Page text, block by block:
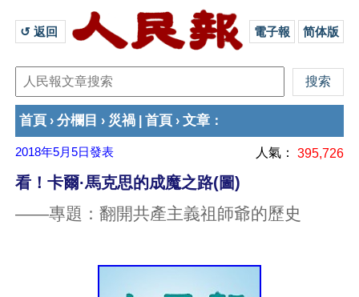
↺ 返回 電子報 简体版
首頁 › 分欄目 › 災禍 首頁 › 文章 ：
2018年5月5日發表 人氣： 395,726
看！卡爾·馬克思的成魔之路(圖)
——專題：翻開共產主義祖師爺的歷史